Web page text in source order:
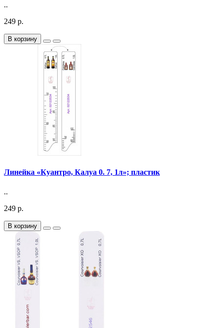
..
249 р.
В корзину
Линейка «Куантро, Калуа 0. 7, 1л»; пластик
..
249 р.
В корзину